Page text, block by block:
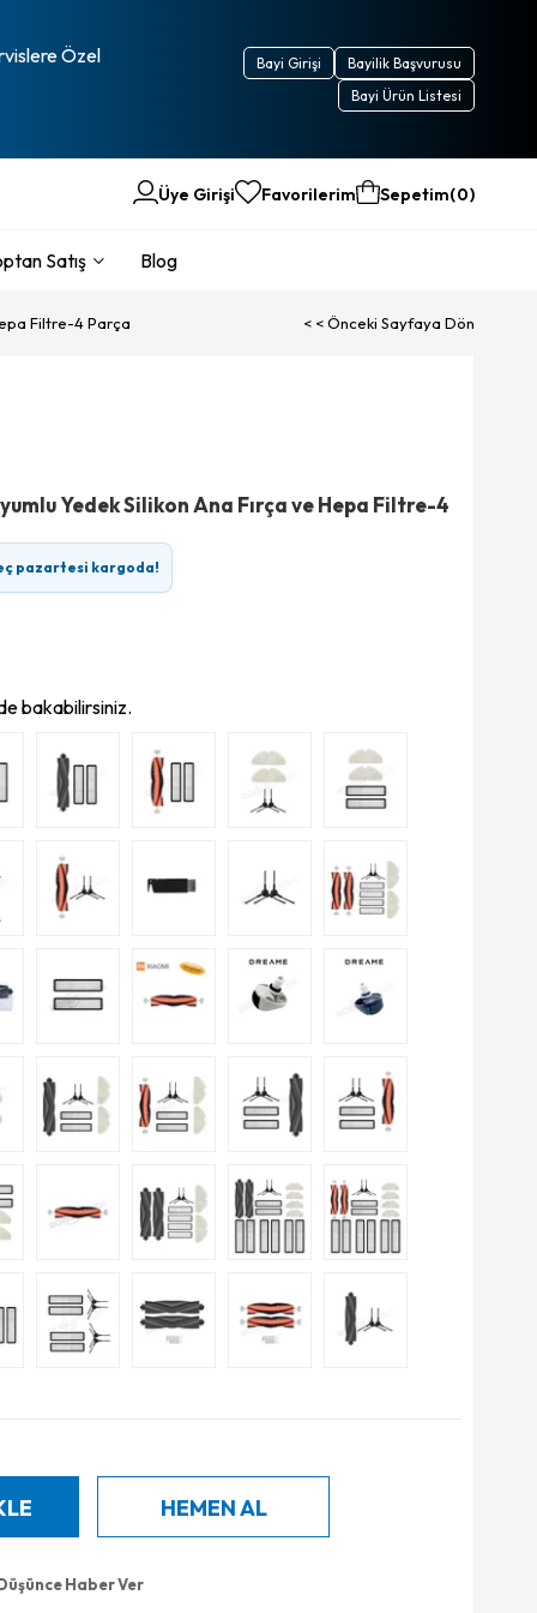
Özel
Bayilik Başvurusu
Bayi Girişi
Bayi Ürün Listesi
Üye Girişi Favorilerim Sepetim 0
Satış Blog
Filtre-4 Parça < < Önceki Sayfaya Dön
Yedek Silikon Ana Fırça ve Hepa Filtre-4
pazartesi kargoda!
bakabilirsiniz.
Haber Ver